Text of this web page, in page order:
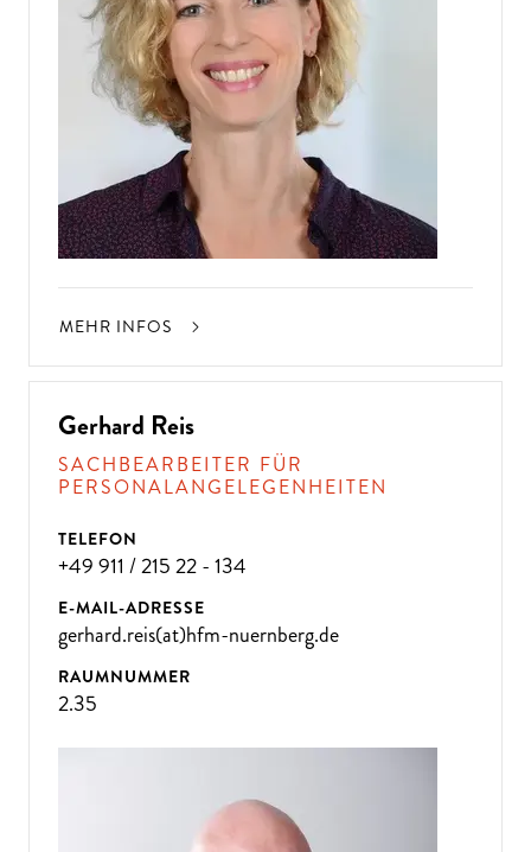
MEHR INFOS
Gerhard Reis
SACHBEARBEITER FÜR
PERSONALANGELEGENHEITEN
TELEFON
+49 911 / 215 22 - 134
E-MAIL-ADRESSE
gerhard.reis(at)hfm-nuernberg.de
RAUMNUMMER
2.35